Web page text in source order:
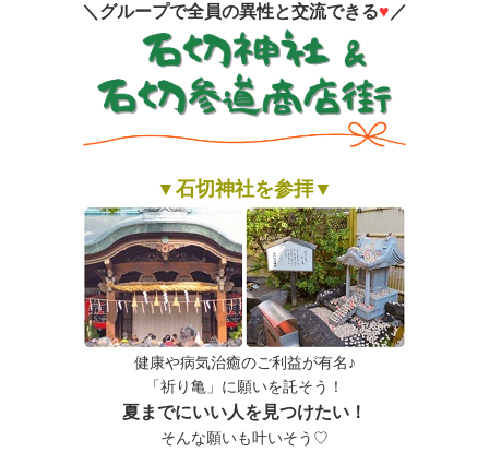
＼グループで全員の異性と交流できる♥ ／
▼石切神社を参拝▼
健康や病気治癒のご利益が有名♪
「祈り亀」に願いを託そう！
夏までにいい人を見つけたい！
そんな願いも叶いそう♡